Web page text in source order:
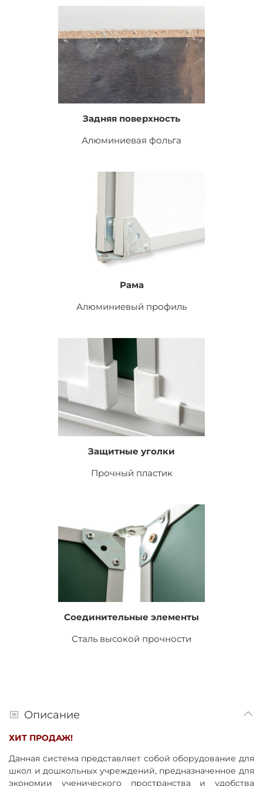
Задняя поверхность
Алюминиевая фольга
Рама
Алюминиевый профиль
Защитные уголки
Прочный пластик
Соединительные элементы
Сталь высокой прочности
Описание
ХИТ ПРОДАЖ!
Данная система представляет собой оборудование для
школ и дошкольных учреждений, предназначенное для
экономии ученического пространства и удобства